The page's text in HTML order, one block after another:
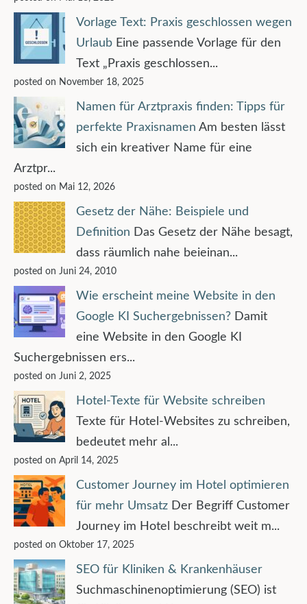
Vorlage Text: Praxis geschlossen wegen
Urlaub Eine passende Vorlage für den
Text „Praxis geschlossen...
posted on November 18, 2025
Namen für Arztpraxis finden: Tipps für
perfekte Praxisnamen Am besten lässt
sich ein kreativer Name für eine
Arztpr...
posted on Mai 12, 2026
Gesetz der Nähe: Beispiele und
Definition Das Gesetz der Nähe besagt,
dass räumlich nahe beieinan...
posted on Juni 24, 2010
Wie erscheint meine Website in den
Google KI Suchergebnissen? Damit
eine Website in den Google KI
Suchergebnissen ers...
posted on Juni 2, 2025
Hotel-Texte für Website schreiben
Texte für Hotel-Websites zu schreiben,
bedeutet mehr al...
posted on April 14, 2025
Customer Journey im Hotel optimieren
für mehr Umsatz Der Begriff Customer
Journey im Hotel beschreibt weit m...
posted on Oktober 17, 2025
SEO für Kliniken & Krankenhäuser
Suchmaschinenoptimierung (SEO) ist